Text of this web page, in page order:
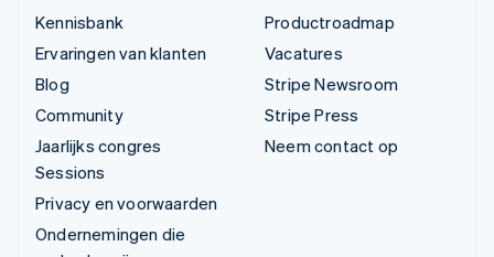
Kennisbank
Ervaringen van klanten
Blog
Community
Jaarlijks congres
Sessions
Privacy en voorwaarden
Ondernemingen die
Productroadmap
Vacatures
Stripe Newsroom
Stripe Press
Neem contact op